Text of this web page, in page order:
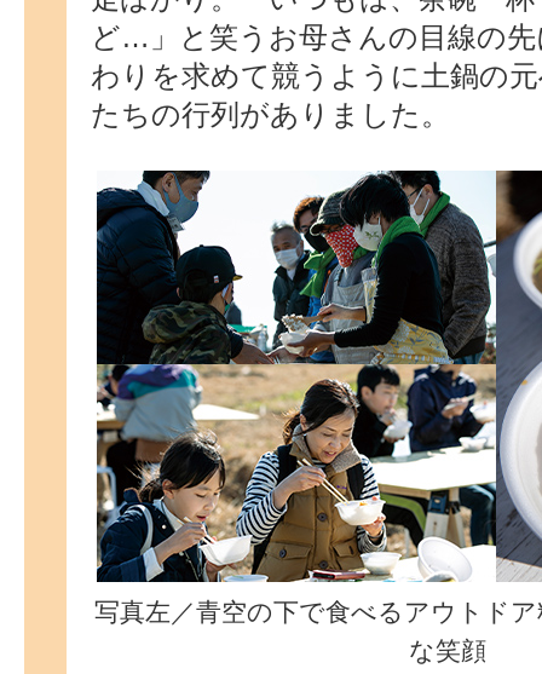
ど…」と笑うお母さんの目線の
わりを求めて競うように土鍋の
たちの行列がありました。
写真左／青空の下で食べるアウトド
な笑顔